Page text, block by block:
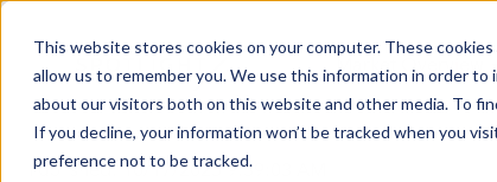
This website stores cookies on your computer. These
allow us to remember you. We use this information in order
about our visitors both on this website and other media. To
If you decline, your information won’t be tracked when you
preference not to be tracked.
Published: 10/17/2025 9:39:03 AM